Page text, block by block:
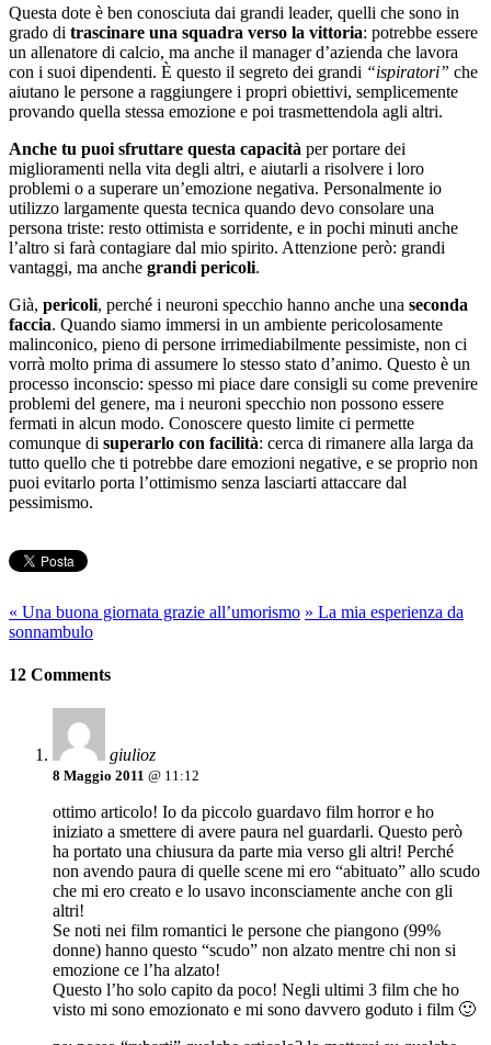
Questa dote è ben conosciuta dai grandi leader, quelli che sono in
grado di trascinare una squadra verso la vittoria: potrebbe essere
un allenatore di calcio, ma anche il manager d’azienda che lavora
con i suoi dipendenti. È questo il segreto dei grandi “ispiratori” che
aiutano le persone a raggiungere i propri obiettivi, semplicemente
provando quella stessa emozione e poi trasmettendola agli altri.
Anche tu puoi sfruttare questa capacità per portare dei
miglioramenti nella vita degli altri, e aiutarli a risolvere i loro
problemi o a superare un’emozione negativa. Personalmente io
utilizzo largamente questa tecnica quando devo consolare una
persona triste: resto ottimista e sorridente, e in pochi minuti anche
l’altro si farà contagiare dal mio spirito. Attenzione però: grandi
vantaggi, ma anche grandi pericoli.
Già, pericoli, perché i neuroni specchio hanno anche una seconda
faccia. Quando siamo immersi in un ambiente pericolosamente
malinconico, pieno di persone irrimediabilmente pessimiste, non ci
vorrà molto prima di assumere lo stesso stato d’animo. Questo è un
processo inconscio: spesso mi piace dare consigli su come prevenire
problemi del genere, ma i neuroni specchio non possono essere
fermati in alcun modo. Conoscere questo limite ci permette
comunque di superarlo con facilità: cerca di rimanere alla larga da
tutto quello che ti potrebbe dare emozioni negative, e se proprio non
puoi evitarlo porta l’ottimismo senza lasciarti attaccare dal
pessimismo.
« Una buona giornata grazie all’umorismo » La mia esperienza da
sonnambulo
12 Comments
giulioz
8 Maggio 2011 @ 11:12
ottimo articolo! Io da piccolo guardavo film horror e ho
iniziato a smettere di avere paura nel guardarli. Questo però
ha portato una chiusura da parte mia verso gli altri! Perché
non avendo paura di quelle scene mi ero “abituato” allo scudo
che mi ero creato e lo usavo inconsciamente anche con gli
altri!
Se noti nei film romantici le persone che piangono (99%
donne) hanno questo “scudo” non alzato mentre chi non si
emozione ce l’ha alzato!
Questo l’ho solo capito da poco! Negli ultimi 3 film che ho
visto mi sono emozionato e mi sono davvero goduto i film 🙂